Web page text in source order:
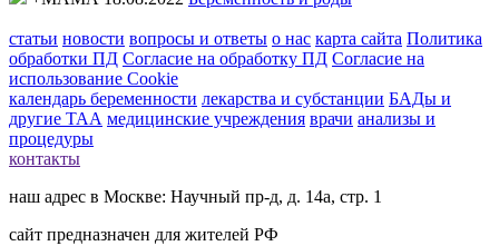
статьи новости вопросы и ответы о нас карта сайта Политика
обработки ПД Согласие на обработку ПД Согласие на
использование Cookie
календарь беременности лекарства и субстанции БАДы и
другие ТАА медицинские учреждения врачи анализы и
процедуры
контакты
наш адрес в Москве: Научный пр-д, д. 14а, стр. 1
сайт предназначен для жителей РФ